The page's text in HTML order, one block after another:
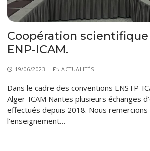
Coopération scientifique
ENP-ICAM.
19/06/2023 ACTUALITÉS
Dans le cadre des conventions ENSTP-
Alger-ICAM Nantes plusieurs échanges
effectués depuis 2018. Nous
l’enseignement…